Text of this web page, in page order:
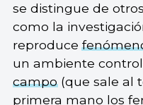
se distingue de
como la
reproduce
un ambiente
campo(que sale al
primera mano los